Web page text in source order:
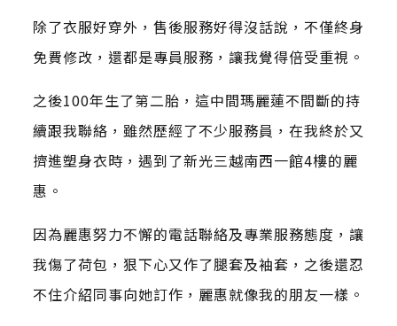
除了衣服好穿外，售後服務好得沒話說，不僅終身
免費修改，還都是專員服務，讓我覺得倍受重視。
之後100年生了第二胎，這中間瑪麗蓮不間斷的持
續跟我聯絡，雖然歷經了不少服務員，在我終於又
擠進塑身衣時，遇到了新光三越南西一館4樓的麗
惠。
因為麗惠努力不懈的電話聯絡及專業服務態度，讓
我傷了荷包，狠下心又作了腿套及袖套，之後還忍
不住介紹同事向她訂作，麗惠就像我的朋友一樣。